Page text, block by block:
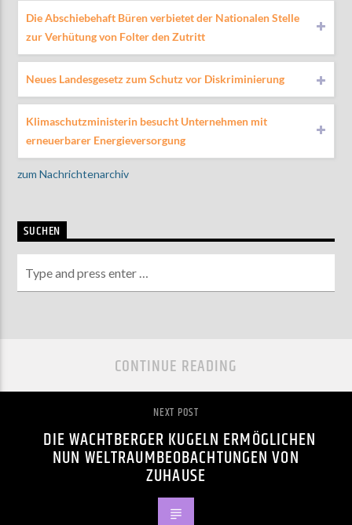
Die Abschiebehaft Büren verbietet der Nationalen Stelle
zur Verhütung von Folter den Zutritt
Neues Landesgesetz zum Schutz vor Diskriminierung
Klimaschutzministerin besucht Unternehmen mit
erneuerbarer Energieversorgung
zum Nachrichtenarchiv
SUCHEN
CONTINUE READING
NEXT POST
DIE WACHTBERGER KUGELN ERMÖGLICHEN
NUN WELTRAUMBEOBACHTUNGEN VON
ZUHAUSE